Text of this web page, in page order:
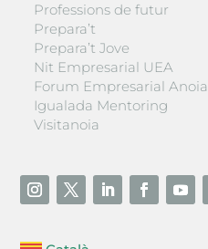
Professions de futur
Prepara’t
Prepara’t Jove
Nit Empresarial UEA
Forum Empresarial Anoia
Igualada Mentoring
Visitanoia